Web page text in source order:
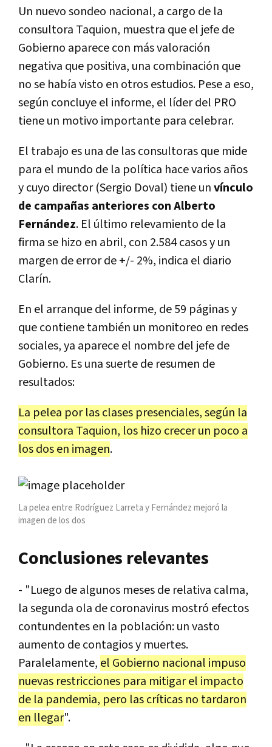
Un nuevo sondeo nacional, a cargo de la
consultora Taquion, muestra que el jefe de
Gobierno aparece con más valoración
negativa que positiva, una combinación que
no se había visto en otros estudios. Pese a eso,
según concluye el informe, el líder del PRO
tiene un motivo importante para celebrar.
El trabajo es una de las consultoras que mide
para el mundo de la política hace varios años
y cuyo director (Sergio Doval) tiene unvínculo
de campañas anteriores con Alberto
Fernández. El último relevamiento de la
firma se hizo en abril, con 2.584 casos y un
margen de error de +/- 2%, indica el diario
Clarín.
En el arranque del informe, de 59 páginas y
que contiene también un monitoreo en redes
sociales, ya aparece el nombre del jefe de
Gobierno. Es una suerte de resumen de
resultados:
La pelea por las clases presenciales, según la
consultora Taquion, los hizo crecer un poco a
los dos en imagen.
La pelea entre Rodríguez Larreta y Fernández mejoró la
imagen de los dos
Conclusiones relevantes
- "Luego de algunos meses de relativa calma,
la segunda ola de coronavirus mostró efectos
contundentes en la población: un vasto
aumento de contagios y muertes.
Paralelamente, el Gobierno nacional impuso
nuevas restricciones para mitigar el impacto
de la pandemia, pero las críticas no tardaron
en llegar".